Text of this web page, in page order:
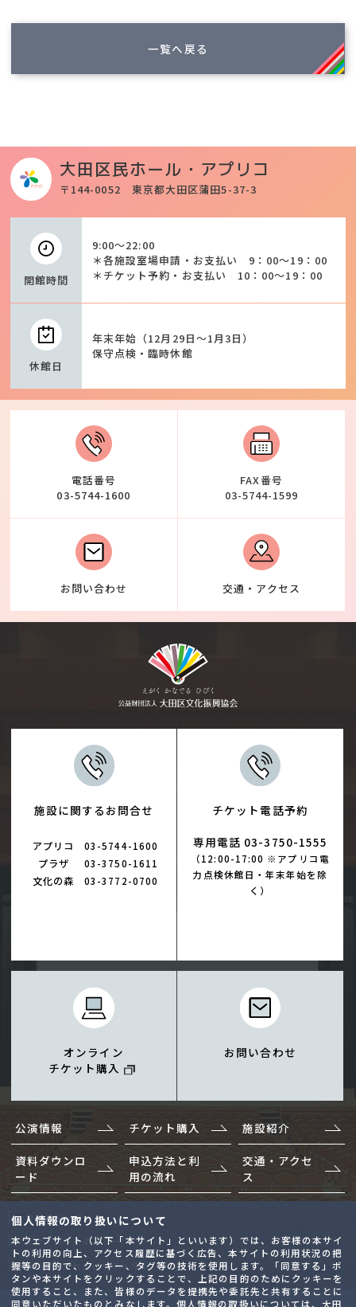
個人情報の取り扱いについて
本ウェブサイト（以下「本サイト」といいます）では、お客様の本サイ
トの利用の向上、アクセス履歴に基づく広告、本サイトの利用状況の把
握等の目的で、クッキー、タグ等の技術を使用します。「同意する」ボ
タンや本サイトをクリックすることで、上記の目的のためにクッキーを
使用すること、また、皆様のデータを提携先や委託先と共有することに
同意いただいたものとみなします。個人情報の取扱いについては、大田
一覧へ戻る
大田区民ホール・アプリコ
〒144-0052 東京都大田区蒲田5-37-3
開館時間
9:00～22:00
＊各施設室場申請・お支払い 9：00～19：00
＊チケット予約・お支払い 10：00～19：00
休館日
年末年始（12月29日～1月3日）
保守点検・臨時休館
電話番号
03-5744-1600
FAX番号
03-5744-1599
お問い合わせ 交通・アクセス
施設に関するお問合せ
アプリコ 03-5744-1600
プラザ 03-3750-1611
文化の森 03-3772-0700
チケット電話予約
専用電話 03-3750-1555
（12:00-17:00 ※アプリコ電
力点検休館日・年末年始を除
く）
オンライン
チケット購入
お問い合わせ
公演情報 チケット購入 施設紹介
資料ダウンロ
ード
申込方法と利
用の流れ
交通・アクセ
ス
サイトマップ
プライバシーポリシー
ウェブアクセシビリティ方針